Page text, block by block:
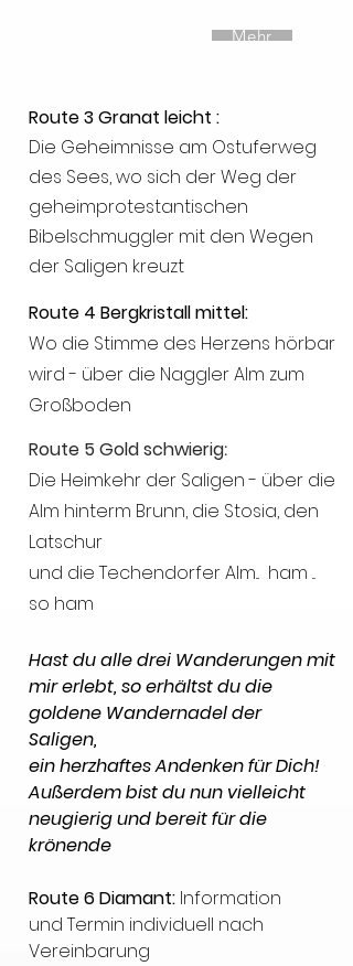
Mehr
Route3 Granat leicht :
Die Geheimnisse am Ostuferweg
des Sees, wo sich der Weg der
geheimprotestantischen
Bibelschmuggler mit den Wegen
der Saligen kreuzt
Route 4 Bergkristall mittel:
Wo die Stimme des Herzens hörbar
wird - über die Naggler Alm zum
Großboden
Route 5 Gold schwierig:
Die Heimkehr der Saligen - über die
Alm hinterm Brunn, die Stosia, den
Latschur
und die Techendorfer Alm... ham ...
so ham
Hast du alle drei Wanderungen mit
mir erlebt, so erhältst du die
goldene Wandernadel der
Saligen,
ein herzhaftes Andenken für Dich!
Außerdem bist du nun vielleicht
neugierig und bereit für die
krönende
Route 6 Diamant: Information
und Termin individuell nach
Vereinbarung